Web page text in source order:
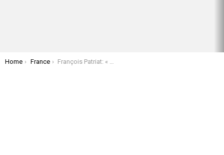
You are here:
Home France François Patriat: « Si les Français n’apprécient pas Macron, c’est parce qu’ils sont gris et n’aiment pas ce qui est brillant »